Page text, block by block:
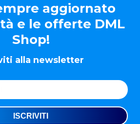
aggiornato
e le offerte DML
Shop!
alla newsletter